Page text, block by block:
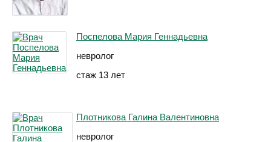
Поспелова Мария Геннадьевна
невролог
стаж 13 лет
Плотникова Галина Валентиновна
невролог